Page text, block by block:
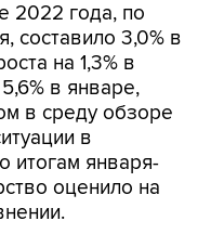
2022 года, по
составило 3,0% в
на 1,3% в
в январе,
в среду обзоре
в
итогам января-
оценило на